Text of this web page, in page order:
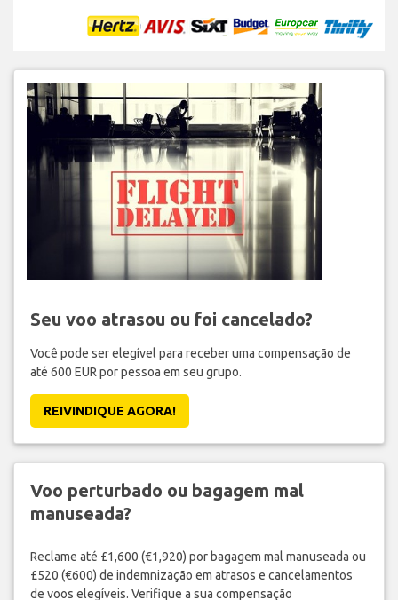
Seu voo atrasou ou foi cancelado?
Você pode ser elegível para receber uma compensação de
até 600 EUR por pessoa em seu grupo.
REIVINDIQUE AGORA!
Voo perturbado ou bagagem mal
manuseada?
Reclame até £1,600 (€1,920) por bagagem mal manuseada ou
£520 (€600) de indemnização em atrasos e cancelamentos
de voos elegíveis. Verifique a sua compensação